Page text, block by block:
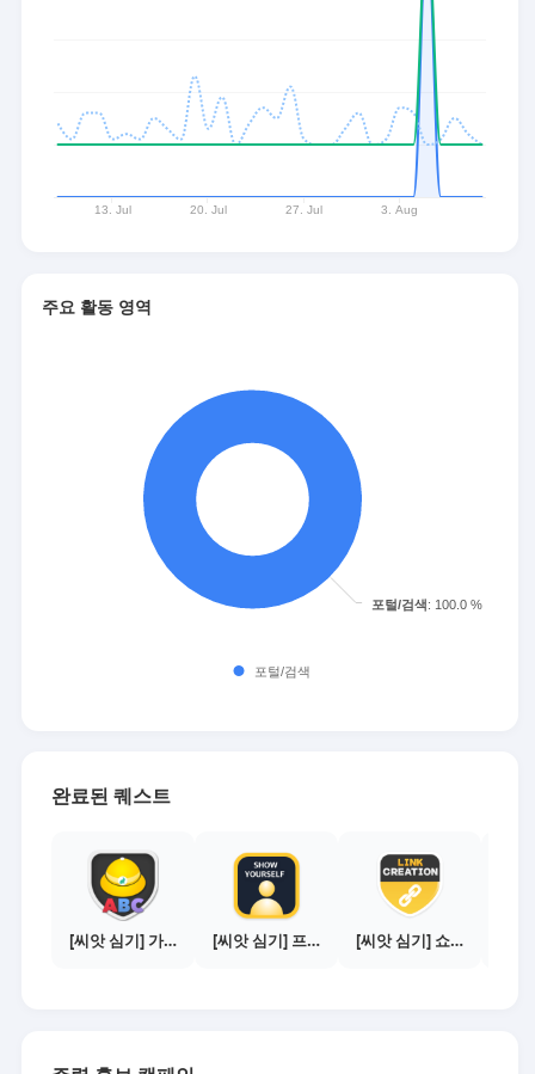
주요 활동 영역
완료된 퀘스트
[씨앗 심기] 가이드보기 - 매체별 활동 가이드 [씨앗 심기] 프로필 사진 등록하기 [씨앗 심기] 쇼핑몰 링크 발급하기 - 제휴몰 10곳